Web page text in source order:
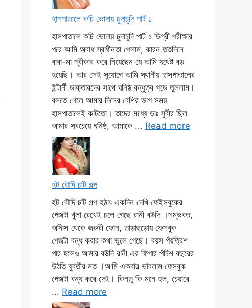
হাসপাতালে কচি ভোদায় চুদাচুদি পার্ট ১
হাসপাতালে কচি ভোদায় চুদাচুদি পার্ট ১ ডিগ্রী পরীক্ষার
পরে আমি অবাধ স্বাধীনতা পেলাম, কারন ততদিনে
বাবা-মা স্বীকার করে নিয়েছেন যে আমি যথেষ্ট বড়
হয়েছি। আর সেই সুযোগে আমি স্থানীয় হাসপাতালের
ইন্টার্নী ডাক্তারদের সাথে ঘনিষ্ঠ বন্ধুত্ব গড়ে তুললাম।
বলতে গেলে আমার দিনের বেশির ভাগ সময়
হাসপাতালেই কাটতো। তাদের মধ্যে ডাঃ সুবীর ছিল
আমার সবচেয়ে ঘনিষ্ঠ, আমাকে ... Read more
হট বৌদি চটি গল্প
হট বৌদি চটি গল্প হঠাৎ একদিন দেখি ফেইসবুকের
পেজটা খুলা রেখেই চলে গেছে রানী বউদি ।সম্ভবত,
অফিস থেকে জরুরী ফোন, তাড়াহুড়োয় ফেসবুক
পেজটা বন্ধ করার কথা ভুলে গেছে। বয়স পঁয়ত্রিশ
পার হলেও আমার বউদি রানী এর ফিগার পঁচিশ বছরের
উঠতি যুবতীর মত ।আমি একবার ভাবলাম ফেসবুক
পেজটা বন্ধ করে দেই। কিন্তু কি মনে হল, চেয়ারে
... Read more